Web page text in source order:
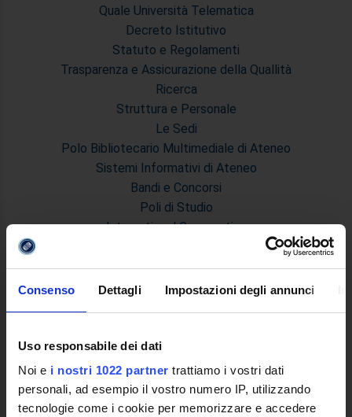
Consenso Dettagli Impostazioni degli annunci
Uso responsabile dei dati
Noi e i nostri 1022 partner trattiamo i vostri dati
personali, ad esempio il vostro numero IP, utilizzando
tecnologie come i cookie per memorizzare e accedere
Quale Università Telematica
Decreto Istitutivo
Statuto e Regolamenti
Trasparenza e Assicurazione della Quallità
Ricerca
Struttura e Personale
Le Sedi
Polo Bibliotecario Multimediale di Ateneo
Sistemi Informativi di Ateneo
Bandi e Concorsi
Poli di Studio
International Cooperation
Eventi
Siti Istituzionali e Progetti Interuniversitari
Bacheca del Rettore
DIDATTICA
Corsi di Laurea